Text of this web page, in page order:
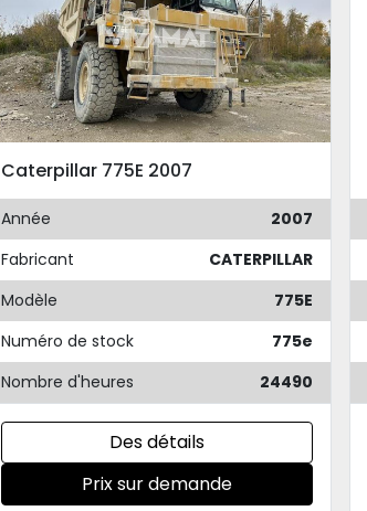
Caterpillar 775E 2007
Année
2007
Fabricant
CATERPILLAR
Modèle
775E
Numéro de stock
775e
Nombre d'heures
24490
Des détails
Prix sur demande